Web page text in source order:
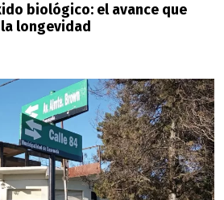
biológico: el avance que
longevidad